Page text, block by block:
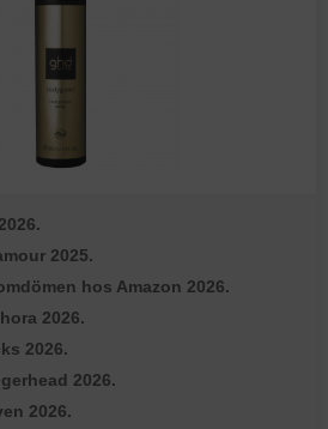
2025.
hos Amazon 2026.
2026.
2026.
2026.
2026.